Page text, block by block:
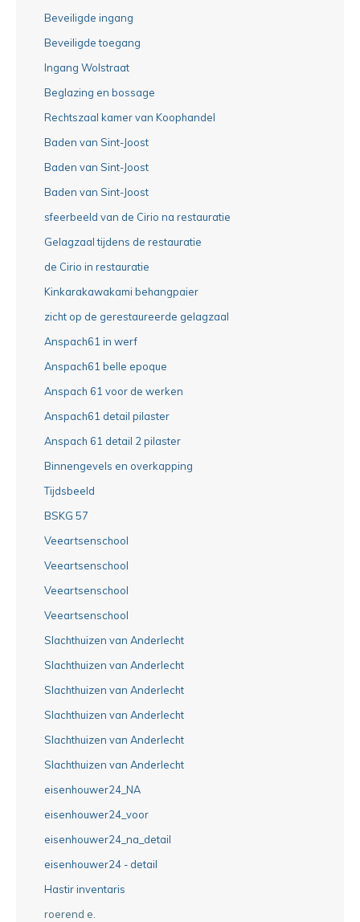
Beveiligde ingang
Beveiligde toegang
Ingang Wolstraat
Beglazing en bossage
Rechtszaal kamer van Koophandel
Baden van Sint-Joost
Baden van Sint-Joost
Baden van Sint-Joost
sfeerbeeld van de Cirio na restauratie
Gelagzaal tijdens de restauratie
de Cirio in restauratie
Kinkarakawakami behangpaier
zicht op de gerestaureerde gelagzaal
Anspach61 in werf
Anspach61 belle epoque
Anspach 61 voor de werken
Anspach61 detail pilaster
Anspach 61 detail 2 pilaster
Binnengevels en overkapping
Tijdsbeeld
BSKG 57
Veeartsenschool
Veeartsenschool
Veeartsenschool
Veeartsenschool
Slachthuizen van Anderlecht
Slachthuizen van Anderlecht
Slachthuizen van Anderlecht
Slachthuizen van Anderlecht
Slachthuizen van Anderlecht
Slachthuizen van Anderlecht
eisenhouwer24_NA
eisenhouwer24_voor
eisenhouwer24_na_detail
eisenhouwer24 - detail
Hastir inventaris
roerend e.